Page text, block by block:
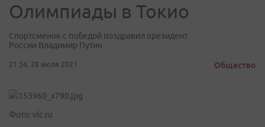
Олимпиады в Токио
Спортсменок с победой поздравил президент
России Владимир Путин
21:34, 28 июля 2021 Общество
Фото: vlc.ru